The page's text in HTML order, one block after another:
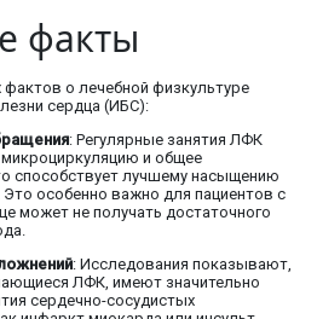
факты
о лечебной физкультуре
сердца (ИБС):
: Регулярные занятия ЛФК
и общее
способствует лучшему насыщению
особенно важно для пациентов с
может не получать достаточного
: Исследования показывают,
ЛФК, имеют значительно
сердечно-сосудистых